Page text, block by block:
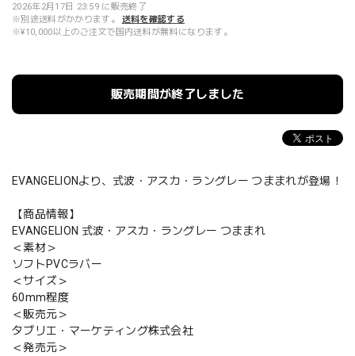
2026年2月17日 23:59 に販売終了
※別途送料がかかります。
送料を確認する
※¥10,000以上のご注文で国内送料が無料になります。
販売期間が終了しました
EVANGELIONより、式波・アスカ・ラングレー つままれが登場！
【商品情報】
EVANGELION 式波・アスカ・ラングレー つままれ
＜素材＞
ソフトPVCラバー
＜サイズ＞
60mm程度
＜販売元＞
タブリエ・マーケティング株式会社
＜発売元＞